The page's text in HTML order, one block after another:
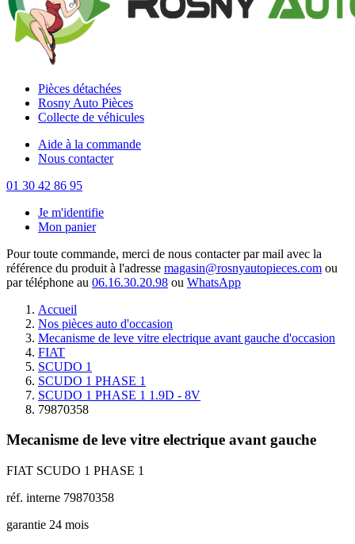
Pièces détachées
Rosny Auto Pièces
Collecte de véhicules
Aide à la commande
Nous contacter
01 30 42 86 95
Je m'identifie
Mon panier
Pour toute commande, merci de nous contacter par mail avec la
référence du produit à l'adresse magasin@rosnyautopieces.com ou
par téléphone au 06.16.30.20.98 ou WhatsApp
Accueil
Nos pièces auto d'occasion
Mecanisme de leve vitre electrique avant gauche d'occasion
FIAT
SCUDO 1
SCUDO 1 PHASE 1
SCUDO 1 PHASE 1 1.9D - 8V
79870358
Mecanisme de leve vitre electrique avant gauche
FIAT SCUDO 1 PHASE 1
réf. interne 79870358
garantie 24 mois